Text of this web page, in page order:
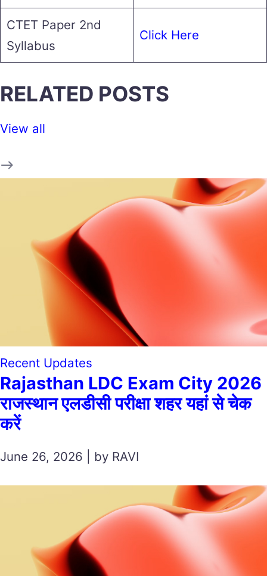
CTET Paper 2nd
Syllabus
Click Here
RELATED POSTS
View all
Recent Updates
Rajasthan LDC Exam City 2026
राजस्थान एलडीसी परीक्षा शहर यहां से चेक
करें
June 26, 2026 | by RAVI